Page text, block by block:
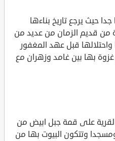
حيث يرجع تاريخ بناءها
القرية من قديم الزمان من عديد من
واحتلالها قبل عهد المغفور
غزوة بها بين غامد وزهران مع
القرية على قمة جبل ابيض من
على 31 منزلا ومسجدا وتتكون البيوت بها من